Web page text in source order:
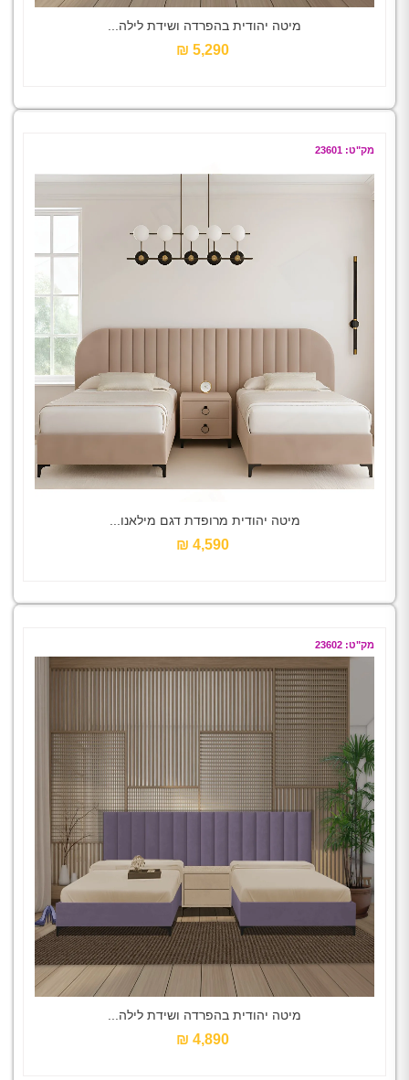
מיטה יהודית בהפרדה ושידת לילה...
5,290 ₪‎
מק"ט: 23601
מיטה יהודית מרופדת דגם מילאנו...
4,590 ₪‎
מק"ט: 23602
מיטה יהודית בהפרדה ושידת לילה...
4,890 ₪‎